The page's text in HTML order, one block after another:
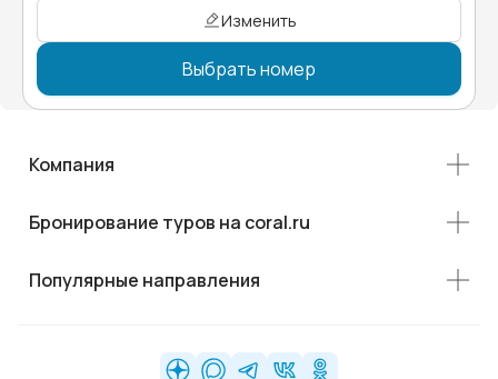
Изменить
Выбрать номер
Компания
Бронирование туров на coral.ru
Популярные направления